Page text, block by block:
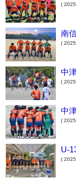
(
南
(
中
(
中
(
U-
(